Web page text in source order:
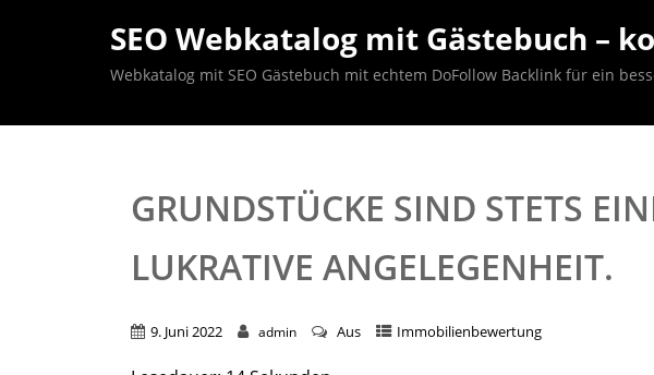
SEO Webkatalog mit Gästebuch –
Webkatalog mit SEO Gästebuch mit echtem DoFollow Backlink für ein
GRUNDSTÜCKE SIND STETS
LUKRATIVE ANGELEGENHEIT.
9. Juni 2022 admin Aus Immobilienbewertung